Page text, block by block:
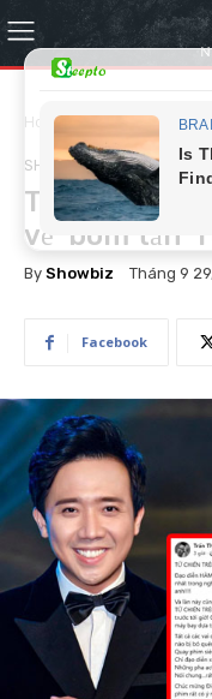
Home Showbiz
SHOWBIZ
Trấn Thành
về ‘bom
By Showbiz Tháng 9
Facebook